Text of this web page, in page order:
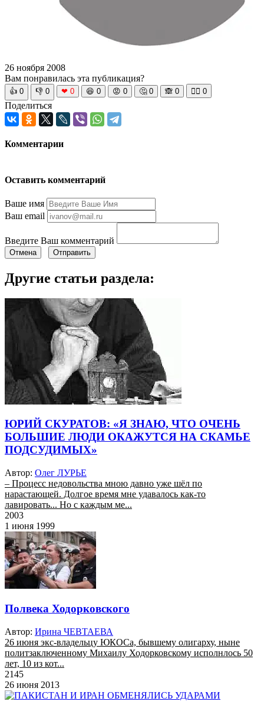
26 ноября 2008
Вам понравилась эта публикация?
👍 0 👎 0 ❤ 0 😆 0 😡 0 🤔 0 🙈 0 🧘‍♀️ 0
Поделиться
Комментарии
Оставить комментарий
Ваше имя
Ваш email
Введите Ваш комментарий
Отмена Отправить
Другие статьи раздела:
ЮРИЙ СКУРАТОВ: «Я ЗНАЮ, ЧТО ОЧЕНЬ
БОЛЬШИЕ ЛЮДИ ОКАЖУТСЯ НА СКАМЬЕ
ПОДСУДИМЫХ»
Автор: Олег ЛУРЬЕ
– Процесс недовольства мною давно уже шёл по
нарастающей. Долгое время мне удавалось как-то
лавировать... Но с каждым ме...
2003
1 июня 1999
Полвека Ходорковского
Автор: Ирина ЧЕВТАЕВА
26 июня экс-владельцу ЮКОСа, бывшему олигарху, ныне
политзаключенному Михаилу Ходорковскому исполнлось 50
лет, 10 из кот...
2145
26 июня 2013